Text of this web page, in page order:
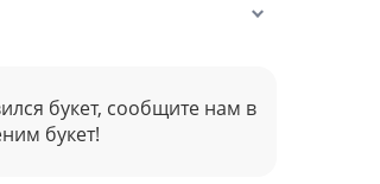
букет, сообщите нам в
букет!